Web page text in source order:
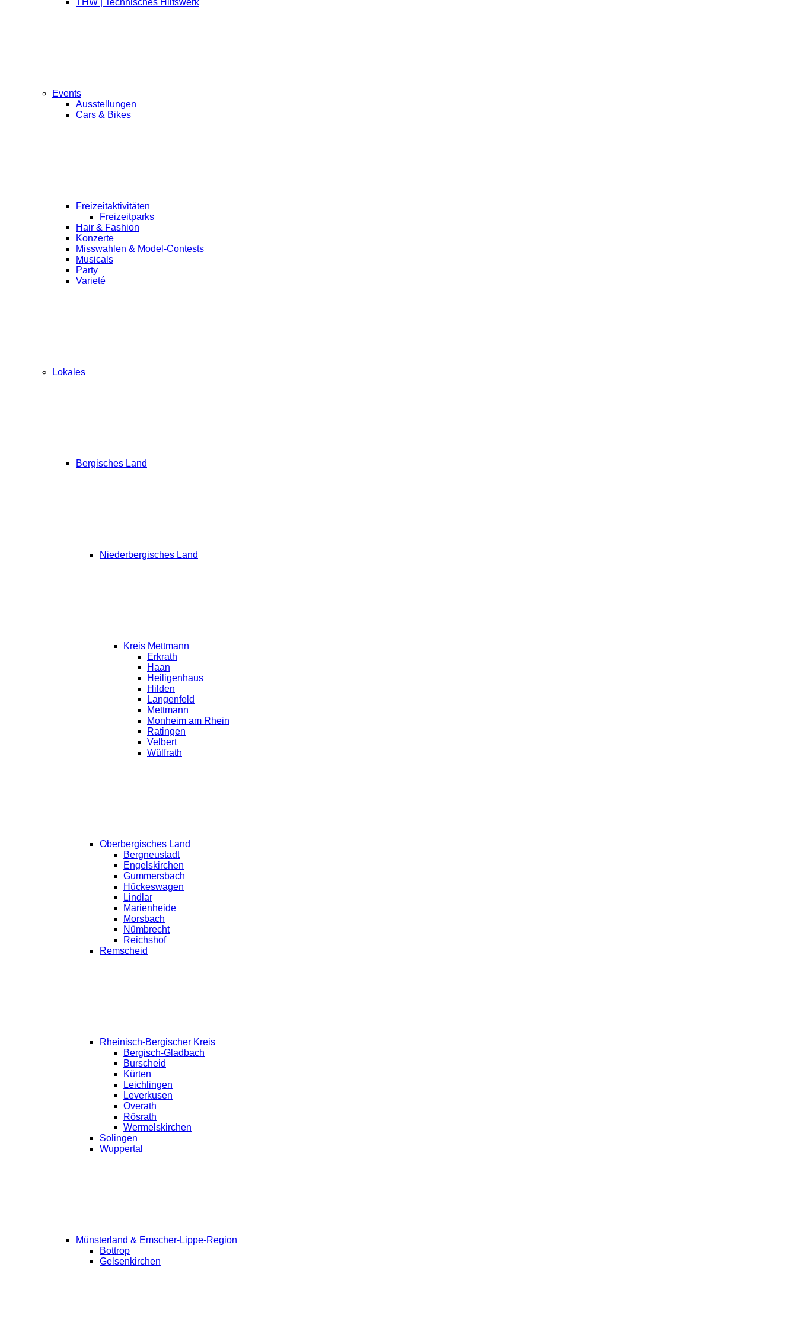
THW | Technisches Hilfswerk
Events
Ausstellungen
Cars & Bikes
Freizeitaktivitäten
Freizeitparks
Hair & Fashion
Konzerte
Misswahlen & Model-Contests
Musicals
Party
Varieté
Lokales
Bergisches Land
Niederbergisches Land
Kreis Mettmann
Erkrath
Haan
Heiligenhaus
Hilden
Langenfeld
Mettmann
Monheim am Rhein
Ratingen
Velbert
Wülfrath
Oberbergisches Land
Bergneustadt
Engelskirchen
Gummersbach
Hückeswagen
Lindlar
Marienheide
Morsbach
Nümbrecht
Reichshof
Remscheid
Rheinisch-Bergischer Kreis
Bergisch-Gladbach
Burscheid
Kürten
Leichlingen
Leverkusen
Overath
Rösrath
Wermelskirchen
Solingen
Wuppertal
Münsterland & Emscher-Lippe-Region
Bottrop
Gelsenkirchen